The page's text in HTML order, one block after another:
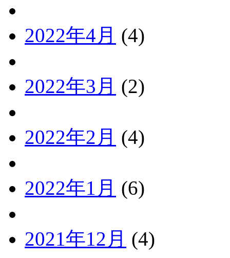
2022年4月 (4)
2022年3月 (2)
2022年2月 (4)
2022年1月 (6)
2021年12月 (4)